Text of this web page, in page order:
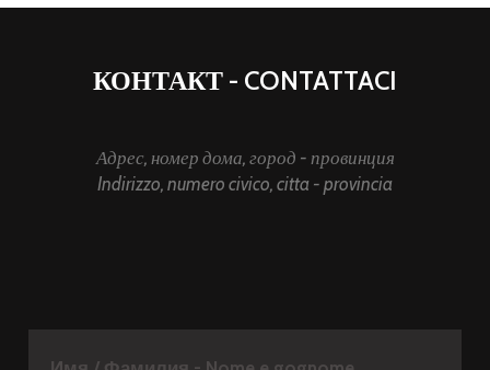
КОНТАКТ - CONTATTACI
Адрес, номер дома, город - провинция
Indirizzo, numero civico, citta - provincia